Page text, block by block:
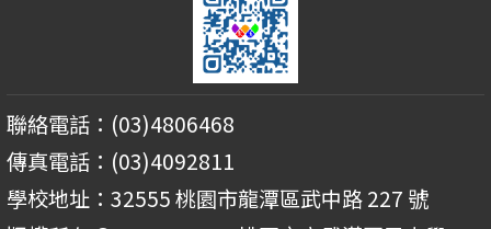
聯絡電話：(03)4806468
傳真電話：(03)4092811
學校地址：32555 桃園市龍潭區武中路 227 號